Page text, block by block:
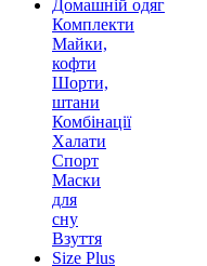
Домашній одяг
Комплекти
Майки,
кофти
Шорти,
штани
Комбінації
Халати
Спорт
Маски
для
сну
Взуття
Size Plus